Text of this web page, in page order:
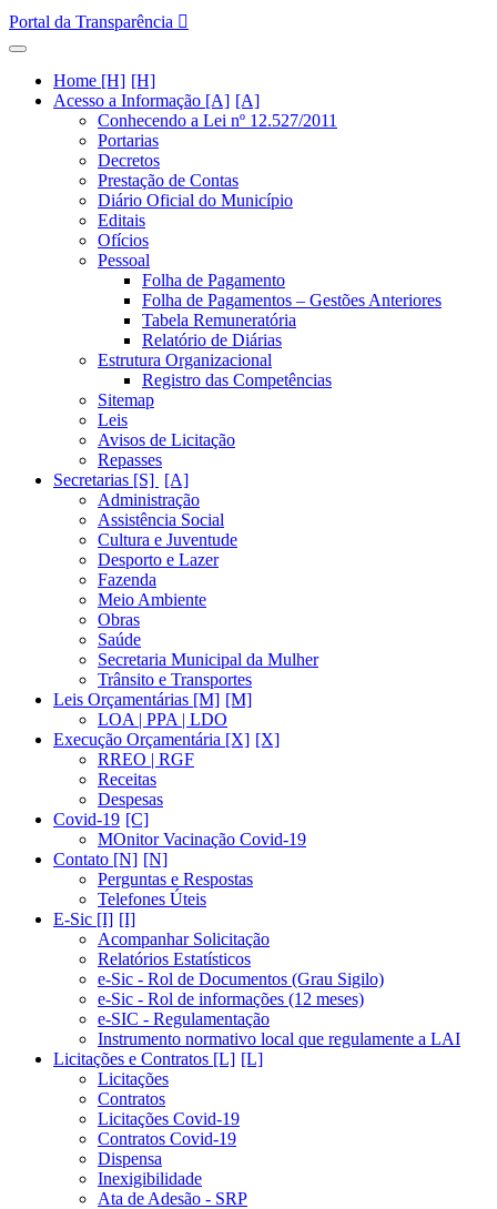
Portal da Transparência
Home [H]
Acesso a Informação [A]
Conhecendo a Lei nº 12.527/2011
Portarias
Decretos
Prestação de Contas
Diário Oficial do Município
Editais
Ofícios
Pessoal
Folha de Pagamento
Folha de Pagamentos – Gestões Anteriores
Tabela Remuneratória
Relatório de Diárias
Estrutura Organizacional
Registro das Competências
Sitemap
Leis
Avisos de Licitação
Repasses
Secretarias [S]
Administração
Assistência Social
Cultura e Juventude
Desporto e Lazer
Fazenda
Meio Ambiente
Obras
Saúde
Secretaria Municipal da Mulher
Trânsito e Transportes
Leis Orçamentárias [M]
LOA | PPA | LDO
Execução Orçamentária [X]
RREO | RGF
Receitas
Despesas
Covid-19
MOnitor Vacinação Covid-19
Contato [N]
Perguntas e Respostas
Telefones Úteis
E-Sic [I]
Acompanhar Solicitação
Relatórios Estatísticos
e-Sic - Rol de Documentos (Grau Sigilo)
e-Sic - Rol de informações (12 meses)
e-SIC - Regulamentação
Instrumento normativo local que regulamente a LAI
Licitações e Contratos [L]
Licitações
Contratos
Licitações Covid-19
Contratos Covid-19
Dispensa
Inexigibilidade
Ata de Adesão - SRP